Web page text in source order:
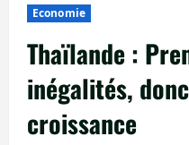
Economie
Thaïlande :
inégalités,
croissance